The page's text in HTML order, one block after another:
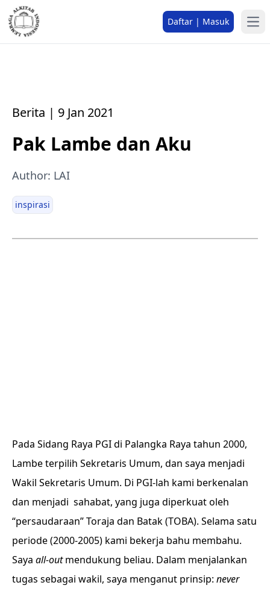
Daftar | Masuk
Berita | 9 Jan 2021
Pak Lambe dan Aku
Author: LAI
inspirasi
Pada Sidang Raya PGI di Palangka Raya tahun 2000,
Lambe terpilih Sekretaris Umum, dan saya menjadi
Wakil Sekretaris Umum. Di PGI-lah kami berkenalan
dan menjadi sahabat, yang juga diperkuat oleh
“persaudaraan” Toraja dan Batak (TOBA). Selama satu
periode (2000-2005) kami bekerja bahu membahu.
Saya all-outmendukung beliau. Dalam menjalankan
tugas sebagai wakil, saya menganut prinsip: never